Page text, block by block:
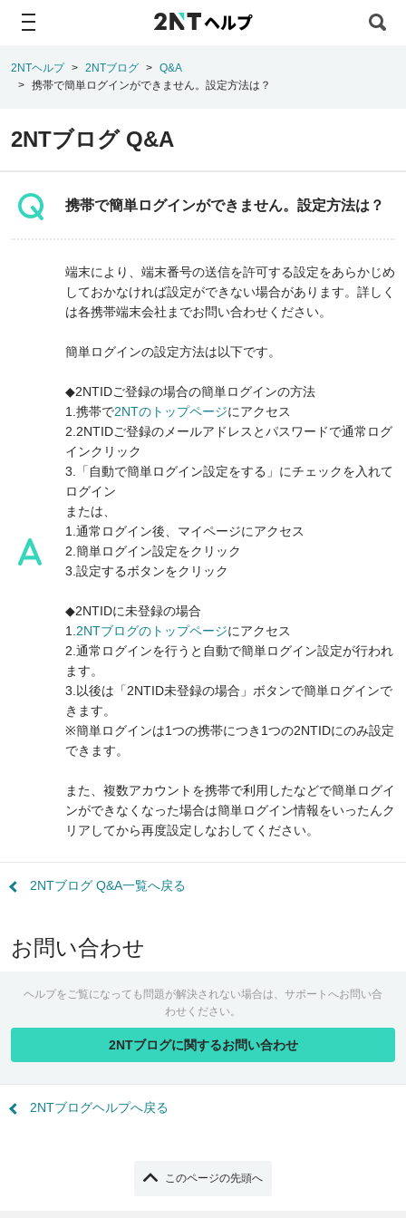
ヘルプ
2NTヘルプ 2NTブログ
Q&A
携帯で簡単ログインができません。設定方法は？
2NTブログ Q&A
携帯で簡単ログインができません。設定方法は？
端末により、端末番号の送信を許可する設定をあらかじめ
しておかなければ設定ができない場合があります。詳しく
は各携帯端末会社までお問い合わせください。
簡単ログインの設定方法は以下です。
◆2NTIDご登録の場合の簡単ログインの方法
1.携帯で2NTのトップページにアクセス
2.2NTIDご登録のメールアドレスとパスワードで通常ログ
インクリック
3.「自動で簡単ログイン設定をする」にチェックを入れて
ログイン
または、
1.通常ログイン後、マイページにアクセス
2.簡単ログイン設定をクリック
3.設定するボタンをクリック
◆2NTIDに未登録の場合
1. 2NTブログのトップページにアクセス
2.通常ログインを行うと自動で簡単ログイン設定が行われ
ます。
3.以後は「2NTID未登録の場合」ボタンで簡単ログインで
きます。
※簡単ログインは1つの携帯につき1つの2NTIDにのみ設定
できます。
また、複数アカウントを携帯で利用したなどで簡単ログイ
ンができなくなった場合は簡単ログイン情報をいったんク
リアしてから再度設定しなおしてください。
2NTブログ Q&A一覧へ戻る
お問い合わせ
ヘルプをご覧になっても問題が解決されない場合は、サポートへお問い合
わせください。
2NTブログに関するお問い合わせ
2NTブログヘルプへ戻る
このページの先頭へ